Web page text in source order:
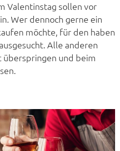
Valentinstag sollen vor
Wer dennoch gerne ein
möchte, für den haben
Alle anderen
überspringen und beim